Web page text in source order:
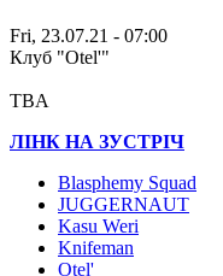
Fri, 23.07.21 - 07:00
Клуб "Otel'"
TBA
ЛІНК НА ЗУСТРІЧ
Blasphemy Squad
JUGGERNAUT
Kasu Weri
Knifeman
Otel'